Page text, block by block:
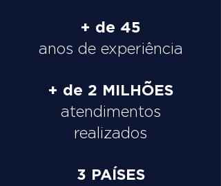
+ de 45
anos de experiência
+ de 2 MILHÕES
atendimentos
realizados
3 PAÍSES